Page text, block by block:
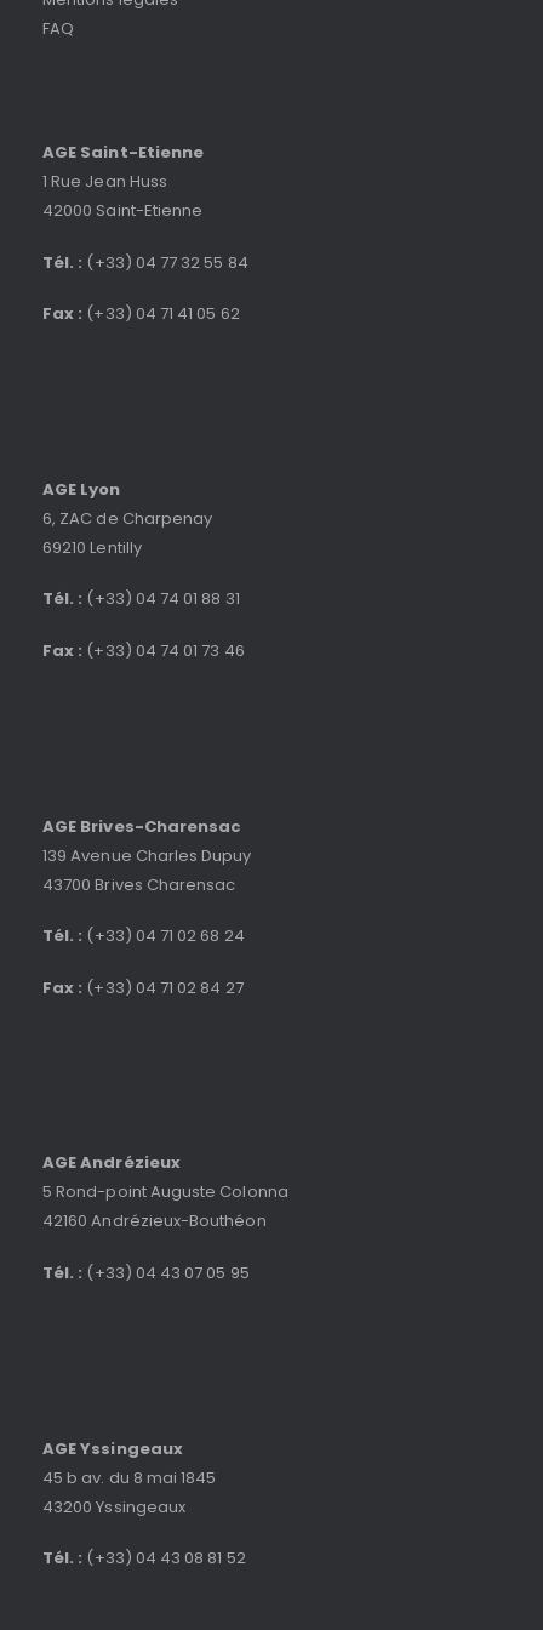
FAQ
AGE Saint-Etienne
1 Rue Jean Huss
42000 Saint-Etienne
Tél. : (+33) 04 77 32 55 84
Fax : (+33) 04 71 41 05 62
AGE Lyon
6, ZAC de Charpenay
69210 Lentilly
Tél. : (+33) 04 74 01 88 31
Fax : (+33) 04 74 01 73 46
AGE Brives-Charensac
139 Avenue Charles Dupuy
43700 Brives Charensac
Tél. : (+33) 04 71 02 68 24
Fax : (+33) 04 71 02 84 27
AGE Andrézieux
5 Rond-point Auguste Colonna
42160 Andrézieux-Bouthéon
Tél. : (+33) 04 43 07 05 95
AGE Yssingeaux
45 b av. du 8 mai 1845
43200 Yssingeaux
Tél. : (+33) 04 43 08 81 52